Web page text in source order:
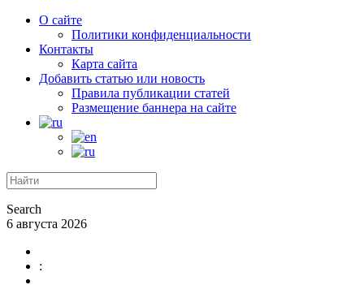
О сайте
Политики конфиденциальности
Контакты
Карта сайта
Добавить статью или новость
Правила публикации статей
Размещение баннера на сайте
Search
6 августа 2026
: